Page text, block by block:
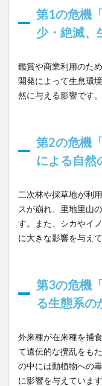
解決
への
取り
多様
にす
きも
レク
ショ
ンア
プリ
「バ
ム」
第1の危機
少・絶滅、
鑑賞や商業利用のた
開発によって生息環
然に与える影響です。
第2の危機
による自然
二次林や採草地が利
スが崩れ、里地里山
す。また、シカやイ
に大きな影響を与えて
第3の危機
る生態系の
外来種が在来種を捕
て遺伝的な攪乱をも
の中には動植物への
に影響を与えています